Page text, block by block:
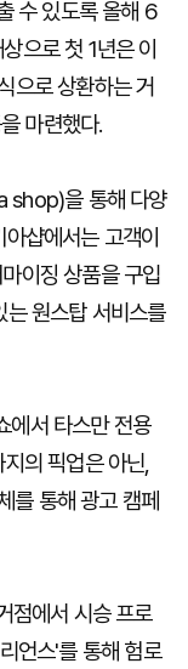
수 있도록 올해 6
으로 첫 1년은 이
으로 상환하는 거
마련했다.
shop)을 통해 다양
샵에서는 고객이
이징 상품을 구입
원스탑 서비스를
에서 타스만 전용
의 픽업은 아닌,
통해 광고 캠페
점에서 시승 프로
언스'를 통해 험로